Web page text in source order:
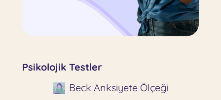
Psikolojik Testler
Beck Anksiyete Ölçeği